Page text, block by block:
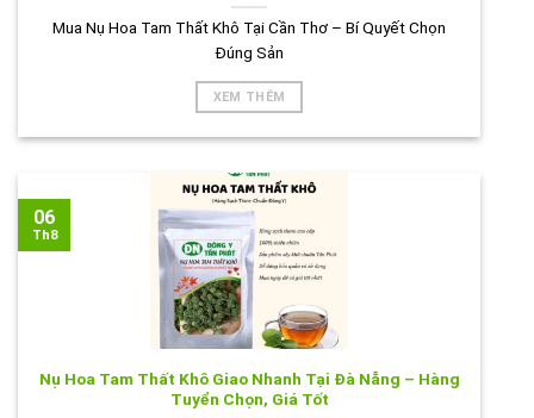
Mua Nụ Hoa Tam Thất Khô Tại Cần Thơ – Bí Quyết Chọn
Đúng Sản
XEM THÊM
Nụ Hoa Tam Thất Khô Giao Nhanh Tại Đà Nẵng – Hàng
Tuyển Chọn, Giá Tốt
06
Th8